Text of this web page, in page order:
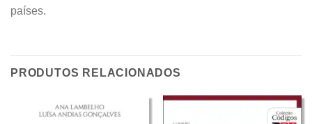
países.
PRODUTOS RELACIONADOS